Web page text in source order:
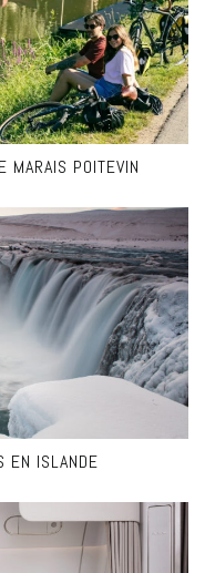
MARAIS POITEVIN
EN ISLANDE